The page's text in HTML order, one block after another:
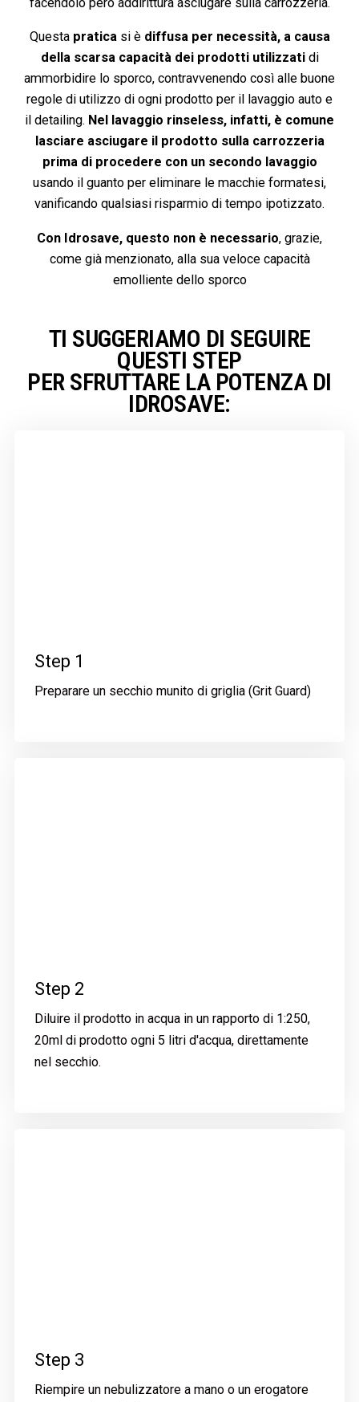
Questa praticasi è diffusa per necessità, a causa
della scarsa capacità dei prodotti utilizzatidi
ammorbidire lo sporco, contravvenendo così alle buone
regole di utilizzo di ogni prodotto per il lavaggio auto e
il detailing. Nel lavaggio rinseless, infatti, è comune
lasciare asciugare il prodotto sulla carrozzeria
prima di procedere con un secondo lavaggio
usando il guanto per eliminare le macchie formatesi,
vanificando qualsiasi risparmio di tempo ipotizzato.
Con Idrosave, questo non è necessario, grazie,
come già menzionato, alla sua veloce capacità
emolliente dello sporco
TI SUGGERIAMO DI SEGUIRE
QUESTI STEP
PER SFRUTTARE LA POTENZA DI
IDROSAVE:
Step 1
Preparare un secchio munito di griglia (Grit Guard)
Step 2
Diluire il prodotto in acqua in un rapporto di 1:250,
20ml di prodotto ogni 5 litri d'acqua, direttamente
nel secchio.
Step 3
Riempire un nebulizzatore a mano o un erogatore